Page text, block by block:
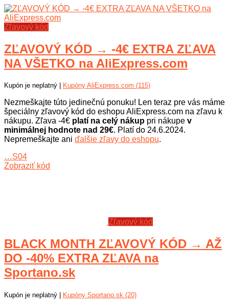
Zľavový kód
ZĽAVOVÝ KÓD → -4€ EXTRA ZĽAVA
NA VŠETKO na AliExpress.com
Kupón je neplatný | Kupóny AliExpress.com (115)
Nezmeškajte túto jedinečnú ponuku! Len teraz pre vás máme
špeciálny zľavový kód do eshopu AliExpress.com na zľavu k
nákupu. Zľava -4€ platí na celý nákup pri nákupe v
minimálnej hodnote nad 29€. Platí do 24.6.2024.
Nepremeškajte ani ďalšie zľavy do eshopu.
…S04
Zobraziť kód
Zľavový kód
BLACK MONTH ZĽAVOVÝ KÓD → AŽ
DO -40% EXTRA ZĽAVA na
Sportano.sk
Kupón je neplatný | Kupóny Sportano.sk (20)